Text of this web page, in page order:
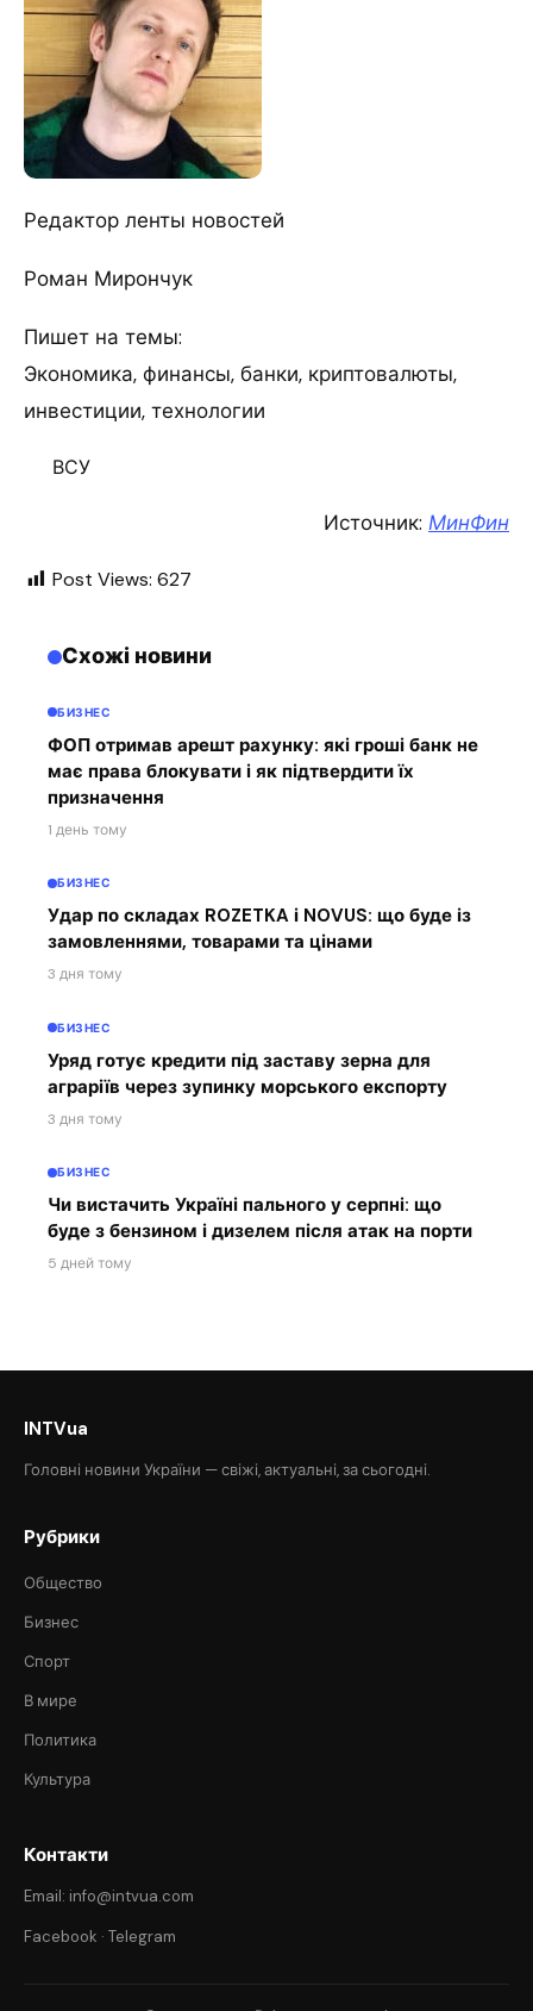
Редактор ленты новостей
Роман Мирончук
Пишет на темы:
Экономика, финансы, банки, криптовалюты,
инвестиции, технологии
ВСУ
Источник: МинФин
Post Views: 627
Схожі новини
БИЗНЕС
ФОП отримав арешт рахунку: які гроші банк не
має права блокувати і як підтвердити їх
призначення
1 день тому
БИЗНЕС
Удар по складах ROZETKA і NOVUS: що буде із
замовленнями, товарами та цінами
3 дня тому
БИЗНЕС
Уряд готує кредити під заставу зерна для
аграріїв через зупинку морського експорту
3 дня тому
БИЗНЕС
Чи вистачить Україні пального у серпні: що
буде з бензином і дизелем після атак на порти
5 дней тому
INTVua
Головні новини України — свіжі, актуальні, за сьогодні.
Рубрики
Общество
Бизнес
Спорт
В мире
Политика
Культура
Контакти
Email: info@intvua.com
Facebook · Telegram